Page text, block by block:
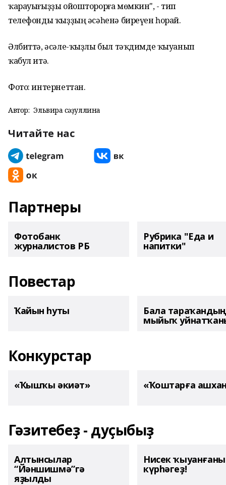
ҡарауығыҙҙы ойошторорға мөмкин", - тип
телефонды ҡыҙҙың әсәһенә биреүен һорай.
Әлбиттә, әсәле-ҡыҙлы был тәҡдимде ҡыуанып
ҡабул итә.
Фото: интернеттан.
Автор: Эльвира Әсәҙуллина
Читайте нас
Партнеры
Фотобанк
журналистов РБ
Рубрика "Еда и
напитки"
Повестар
Ҡайын һуты Бала тараҡандың
мыйыҡ
Конкурстар
«Ҡышҡы әкиәт» «Ҡоштарға
Гәзитебеҙ - дуҫыбыҙ
Алтынсылар
“Йәншишмә”гә
яҙылды
Нисек
күрһәгеҙ!